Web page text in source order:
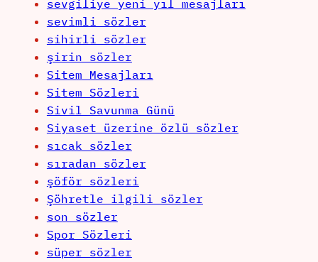
sevgiliye yeni yıl mesajları
sevimli sözler
sihirli sözler
şirin sözler
Sitem Mesajları
Sitem Sözleri
Sivil Savunma Günü
Siyaset üzerine özlü sözler
sıcak sözler
sıradan sözler
şöför sözleri
Şöhretle ilgili sözler
son sözler
Spor Sözleri
süper sözler